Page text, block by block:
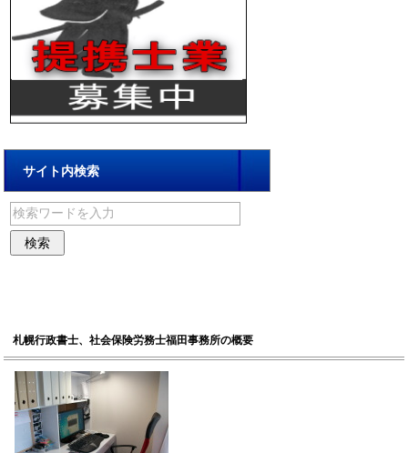
サイト内検索
札幌行政書士、社会保険労務士福田事務所の概要